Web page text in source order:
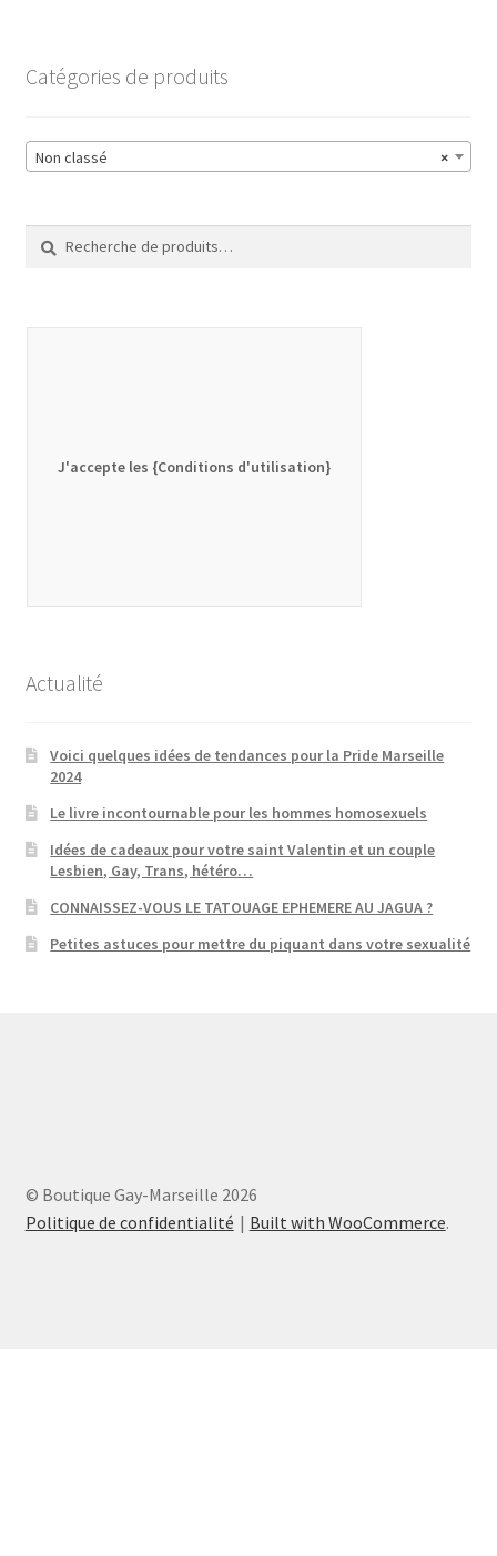
Catégories de produits
×
Non classé
pour :
J'accepte les {Conditions d'utilisation}
Actualité
Voici quelques idées de tendances pour la Pride Marseille
2024
Le livre incontournable pour les hommes homosexuels
Idées de cadeaux pour votre saint Valentin et un couple
Lesbien, Gay, Trans, hétéro…
CONNAISSEZ-VOUS LE TATOUAGE EPHEMERE AU JAGUA ?
Petites astuces pour mettre du piquant dans votre sexualité
© Boutique Gay-Marseille 2026
Politique de confidentialité
Built with WooCommerce.